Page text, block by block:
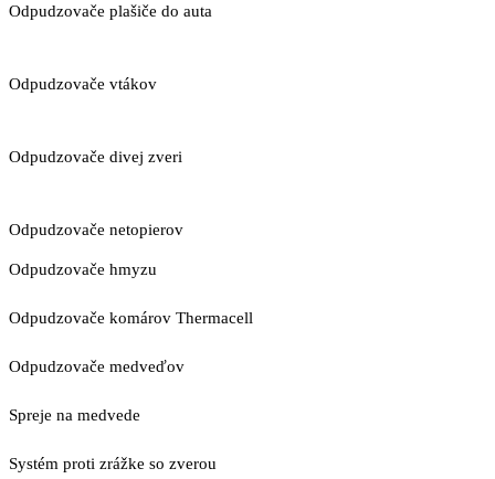
Odpudzovače plašiče do auta
Odpudzovače vtákov
Odpudzovače divej zveri
Odpudzovače netopierov
Odpudzovače hmyzu
Odpudzovače komárov Thermacell
Odpudzovače medveďov
Spreje na medvede
Systém proti zrážke so zverou